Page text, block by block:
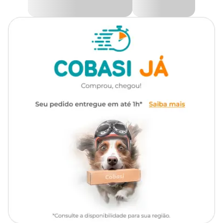
Super Premium
Seleção Natural
Unissex
de galinhas livres de gaiolas (cage free). Além disso, conta com
aproveitamento dos nutrientes que auxiliam na redução do odor e
Na Cobasi você encontra a maior variedade de alimentos para seu
Ração Premier Seleção Natural Gatos Castrados
Frango Korin com preçoespecial. Compre pelo site, app em
Farinha de vísceras de frango (Korin), farinha de torresmo, glúten
de milho (não transgênico), ovo em pó, proteína isolada de soja,
quirera de arroz, aveia, complexo de vegetais – 7,0% (abóbora,
alecrim, cenoura, extrato de marigold (Tagetes erecta), grão de
quinoa, polpa desidratada de beterraba), farinha de mandioca,
gordura de frango, óleo refinado de peixe, cloreto de potássio,
cloreto de sódio, levedura de cana-de-açúcar autolisada e
desidratada, ácido cítrico, antioxidante natural (concentrado de
tocoferóis, extrato de alecrim, extrato de chá verde, extrato de
menta, hortelã – mín. 0,05%), bentonita, cloreto de amônio, DL-